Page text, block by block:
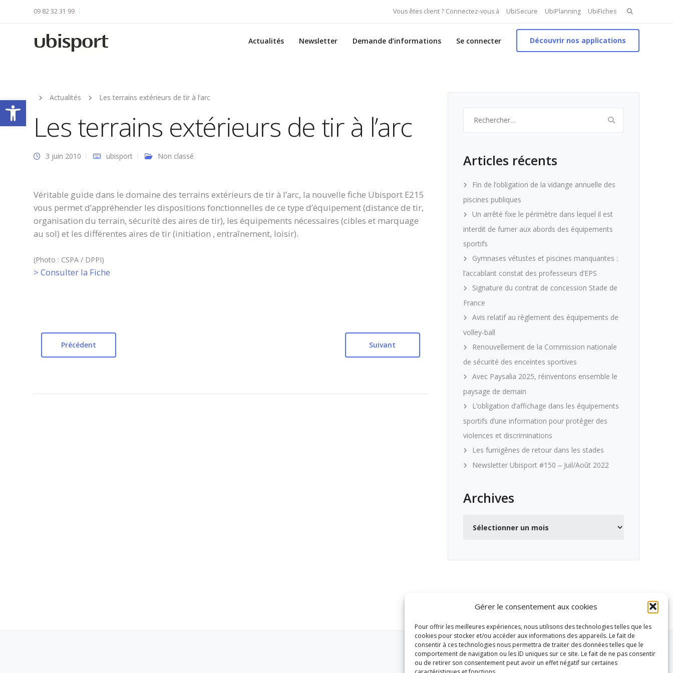
Ouvrir la barre d’outils
Gérer le consentement aux cookies
Pour offrir les meilleures expériences, nous utilisons des technologies telles que les
cookies pour stocker et/ou accéder aux informations des appareils. Le fait de
consentir à ces technologies nous permettra de traiter des données telles que le
comportement de navigation ou les ID uniques sur ce site. Le fait de ne pas consentir
ou de retirer son consentement peut avoir un effet négatif sur certaines
Vous êtes client ? Connectez-vous à UbiSecure UbiPlanning UbiFiches Search
for:
09 82 32 31 99
Actualités Newsletter Demande d’informations Se connecter Découvrir nos applications
Actualités Les terrains extérieurs de tir à l’arc
Les terrains extérieurs de tir à l’arc
3 juin 2010 ubisport Non classé
Véritable guide dans le domaine des terrains extérieurs de tir à l’arc, la nouvelle fiche Ubisport E215
vous permet d’appréhender les dispositions fonctionnelles de ce type d’équipement (distance de tir,
organisation du terrain, sécurité des aires de tir), les équipements nécessaires (cibles et marquage
au sol) et les différentes aires de tir (initiation , entraînement, loisir).
(Photo : CSPA / DPPI)
> Consulter la Fiche
Précédent Suivant
Articles récents
Fin de l’obligation de la vidange annuelle des
piscines publiques
Un arrêté fixe le périmètre dans lequel il est
interdit de fumer aux abords des équipements
sportifs
Gymnases vétustes et piscines manquantes :
l’accablant constat des professeurs d’EPS
Signature du contrat de concession Stade de
France
Avis relatif au règlement des équipements de
volley-ball
Renouvellement de la Commission nationale
de sécurité des enceintes sportives
Avec Paysalia 2025, réinventons ensemble le
paysage de demain
L’obligation d’affichage dans les équipements
sportifs d’une information pour protéger des
violences et discriminations
Les fumigènes de retour dans les stades
Newsletter Ubisport #150 – Juil/Août 2022
Archives